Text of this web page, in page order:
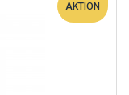
AKTION